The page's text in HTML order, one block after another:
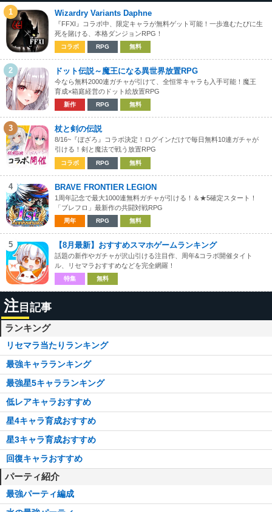
1 Wizardry Variants Daphne
『FFXI』コラボ中、限定キャラが無料ゲット可能！一歩進むたびに生
死を賭ける、本格ダンジョンRPG！
コラボ RPG 無料
2 ドット伝説～魔王になる異世界放置RPG
今なら無料2000連ガチャが引けて、全恒常キャラも入手可能！魔王
育成×箱庭経営のドット絵放置RPG
新作 RPG 無料
3 杖と剣の伝説
8/16~『ぼざろ』コラボ決定！ログインだけで毎日無料10連ガチャが
引ける！剣と魔法で戦う放置RPG
コラボ RPG 無料
4 BRAVE FRONTIER LEGION
1周年記念で最大1000連無料ガチャが引ける！＆★5確定スタート！
「ブレフロ」最新作の共闘対戦RPG
周年 RPG 無料
5 【8月最新】おすすめスマホゲームランキング
話題の新作やガチャが沢山引ける注目作、周年&コラボ開催タイト
ル、リセマラおすすめなどを完全網羅！
特集 無料
注 目記事
ランキング
リセマラ当たりランキング
最強キャラランキング
最強星5キャラランキング
低レアキャラおすすめ
星4キャラ育成おすすめ
星3キャラ育成おすすめ
回復キャラおすすめ
パーティ紹介
最強パーティ編成